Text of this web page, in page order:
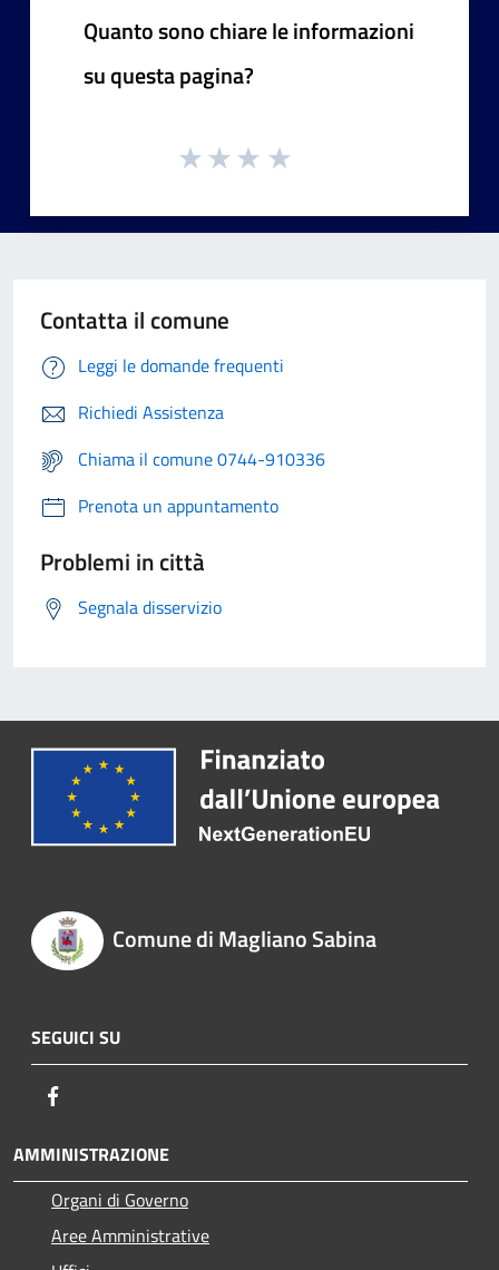
Quanto sono chiare le informazioni
su questa pagina?
Contatta il comune
Leggi le domande frequenti
Richiedi Assistenza
Chiama il comune 0744-910336
Prenota un appuntamento
Problemi in città
Segnala disservizio
Comune di Magliano Sabina
SEGUICI SU
AMMINISTRAZIONE
Organi di Governo
Aree Amministrative